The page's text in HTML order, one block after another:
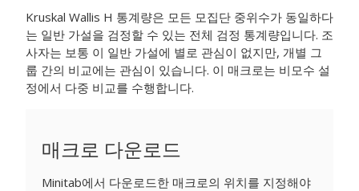
Kruskal Wallis H 통계량은 모든 모집단 중위수가 동일하다
는 일반 가설을 검정할 수 있는 전체 검정 통계량입니다. 조
사자는 보통 이 일반 가설에 별로 관심이 없지만, 개별 그
룹 간의 비교에는 관심이 있습니다. 이 매크로는 비모수 설
정에서 다중 비교를 수행합니다.
매크로 다운로드
Minitab에서 다운로드한 매크로의 위치를 지정해야